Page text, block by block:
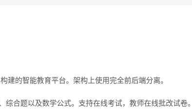
建的智能教育平台。架构上使用完全前后端分离。
合题以及数学公式。支持在线考试，教师在线批改试卷。